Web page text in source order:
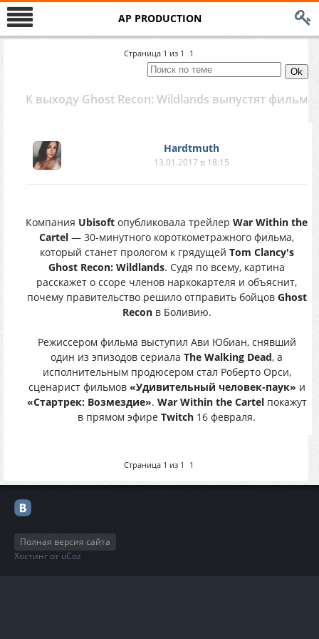
AP PRODUCTION
Страница 1 из 1 1
К выходу Ghost Recon: Wildlands выпустят фильм
Hardtmuth
13.01.2017 в 18:15
Компания Ubisoft опубликовала трейлер War Within the
Cartel — 30-минутного короткометражного фильма,
который станет прологом к грядущей Tom Clancy's
Ghost Recon: Wildlands. Судя по всему, картина
расскажет о ссоре членов наркокартеля и объяснит,
почему правительство решило отправить бойцов Ghost
Reconв Боливию.
Режиссером фильма выступил Ави Юбиан, снявший
один из эпизодов сериала The Walking Dead, а
исполнительным продюсером стал Роберто Орси,
сценарист фильмов «Удивительный человек-паук» и
«Стартрек: Возмездие». War Within the Cartel покажут
в прямом эфире Twitch 16 февраля.
Страница 1 из 1 1
Полная версия сайта
Хостинг от uCoz